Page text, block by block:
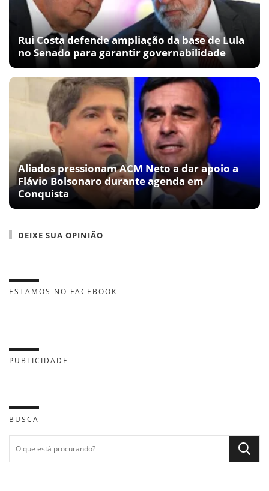
Rui Costa defende ampliação da base de Lula
no Senado para garantir governabilidade
Aliados pressionam ACM Neto a dar apoio a
Flávio Bolsonaro durante agenda em
Conquista
DEIXE SUA OPINIÃO
ESTAMOS NO FACEBOOK
PUBLICIDADE
BUSCA